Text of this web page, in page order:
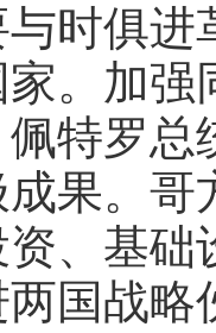
时俱
。加
特罗
果。
、基
国战